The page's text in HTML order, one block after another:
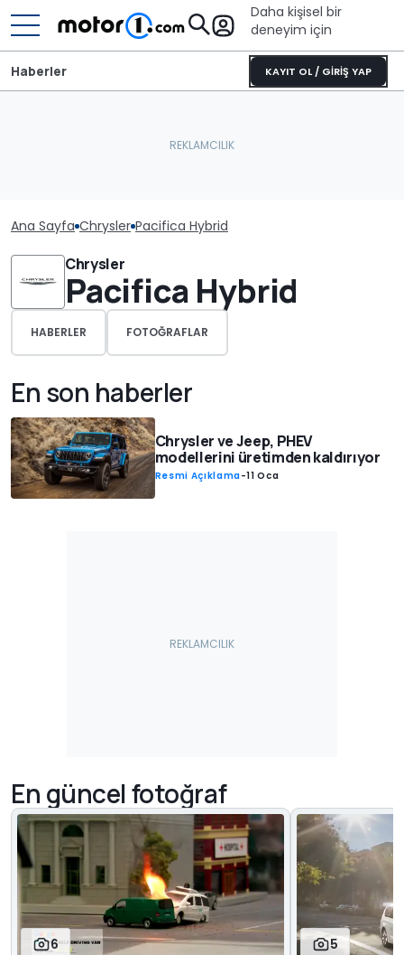
Daha kişisel bir
deneyim için
KAYIT OL / GİRİŞ YAP
Haberler
Ana Sayfa Chrysler Pacifica Hybrid
Chrysler
Pacifica Hybrid
HABERLER FOTOĞRAFLAR
En son haberler
Chrysler ve Jeep, PHEV
modellerini üretimden kaldırıyor
Resmi Açıklama-11 Oca
En güncel fotoğraf
6 5